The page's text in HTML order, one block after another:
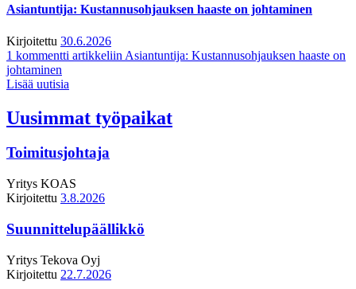
Asiantuntija: Kustannusohjauksen haaste on johtaminen
Kirjoitettu 30.6.2026
1 kommentti artikkeliin Asiantuntija: Kustannusohjauksen haaste on
johtaminen
Lisää uutisia
Uusimmat työpaikat
Toimitusjohtaja
Yritys KOAS
Kirjoitettu 3.8.2026
Suunnittelupäällikkö
Yritys Tekova Oyj
Kirjoitettu 22.7.2026